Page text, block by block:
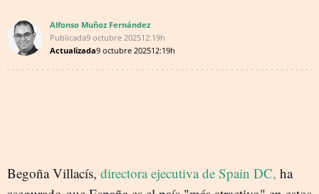
Alfonso Muñoz Fernández
Publicada9 octubre 202512:19h
Actualizada9 octubre 202512:19h
Begoña Villacís, directora ejecutiva de Spain DC, ha